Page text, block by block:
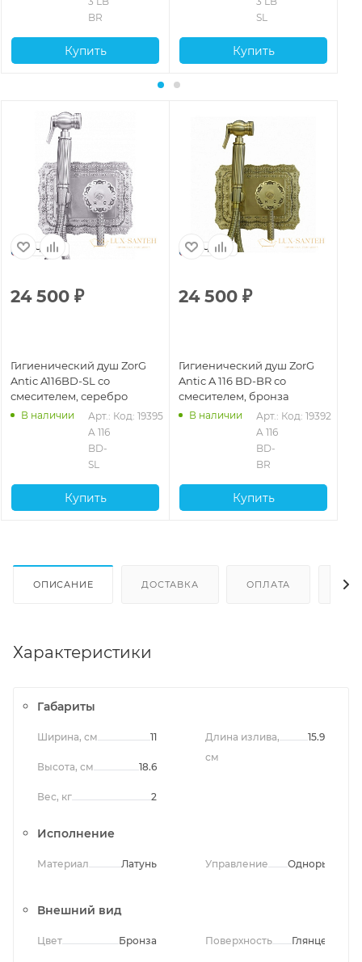
BR
Купить
SL
Купить
Чехия
24 500 ₽
Гигиенический душ ZorG
Antic A116BD-SL со
смесителем, серебро
В наличии
Арт.:
A 116
BD-
SL
Код: 19395
Купить
Чехия
24 500 ₽
Гигиенический душ ZorG
Antic A 116 BD-BR со
смесителем, бронза
В наличии
Арт.:
A 116
BD-
BR
Код: 19392
Купить
ОПИСАНИЕ ДОСТАВКА ОПЛАТА
Характеристики
Габариты
Ширина, см 11
Высота, см 18.6
Вес, кг 2
Длина излива,
см
15.9
Исполнение
Материал Латунь Управление
Внешний вид
Цвет Бронза Поверхность Глянцевая